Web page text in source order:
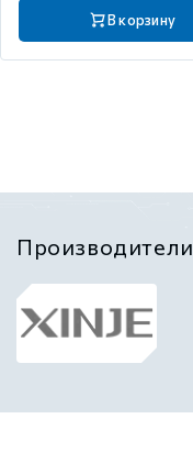
В корзину
Производители